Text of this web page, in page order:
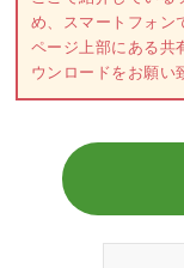
め、スマートフォン
ページ上部にある共
ウンロードをお願い